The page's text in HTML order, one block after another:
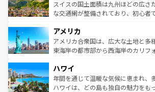
きるだろう。 なお、新着のフラ
を参照してほしい。
ドイツ情報はコンテンツ一覧を参照
ティー、ビール好きにはたまらない
戦など、本場だからこそできる体験
ンツ一覧を参照してほしい。
スイスの国土面積は九州ほどの広さ
な交通網が整備されており、初心者
の建物がそのまま残る町や、スイス
博物館もあり、アルプス観光だけで
ことができる。国民の所得が高いた
ば市内交通費無料で観光を楽しむこともで
着のスイス情報はコンテンツ一覧
アメリカ
アメリカ合衆国は、広大な土地と多
東海岸の都市部から西海岸のカリフ
のような巨大都市は、観光、ショッ
ンメントが詰まった刺激的なスポッ
西部には大自然が広がり、グランド
ハワイ
年間を通じて温暖な気候に恵まれ、
ハワイは、どの島も独自の魅力をも